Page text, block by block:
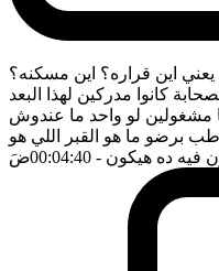
يعني اين قراره؟ اين مسكنه؟
كانوا مدركين لهذا البعد
مشغولين لو واحد ما عندوش
برضو ما هو القبر اللي هو
فيه ده هيكون - 00:04:40 ضَ